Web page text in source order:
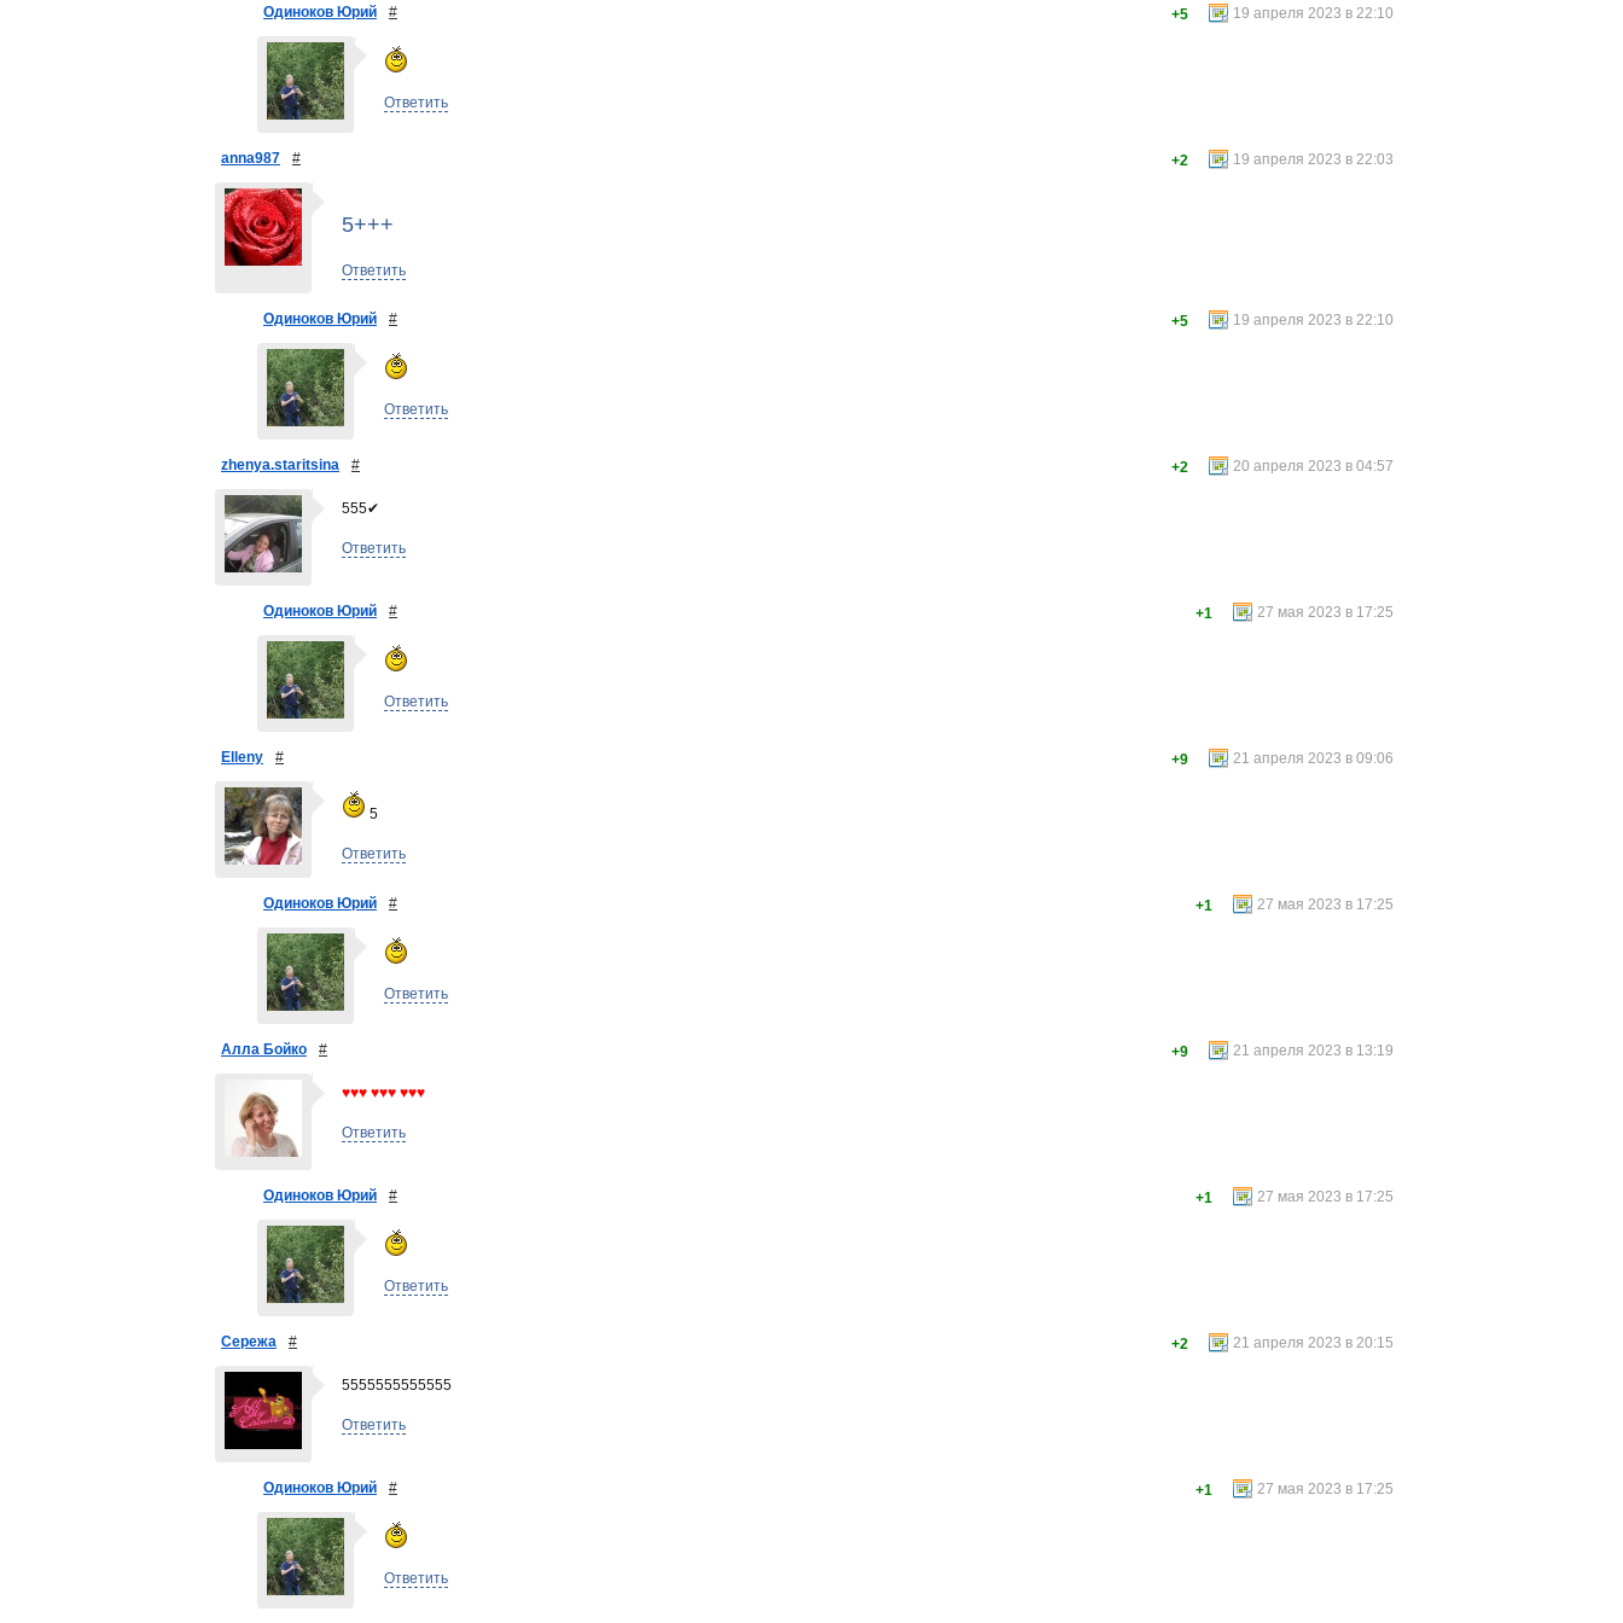
Одиноков Юрий # 19 апреля 2023 в 22:10
+5
Ответить
anna987 # 19 апреля 2023 в 22:03
+2
5+++
Ответить
Одиноков Юрий # 19 апреля 2023 в 22:10
+5
Ответить
zhenya.staritsina # 20 апреля 2023 в 04:57
+2
555✔
Ответить
Одиноков Юрий # 27 мая 2023 в 17:25
+1
Ответить
Elleny # 21 апреля 2023 в 09:06
+9
5
Ответить
Одиноков Юрий # 27 мая 2023 в 17:25
+1
Ответить
Алла Бойко # 21 апреля 2023 в 13:19
+9
♥♥♥ ♥♥♥ ♥♥♥
Ответить
Одиноков Юрий # 27 мая 2023 в 17:25
+1
Ответить
Сережа # 21 апреля 2023 в 20:15
+2
5555555555555
Ответить
Одиноков Юрий # 27 мая 2023 в 17:25
+1
Ответить